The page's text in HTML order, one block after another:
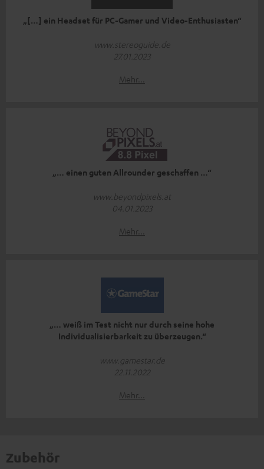
„[…] ein Headset für PC-Gamer und Video-Enthusiasten“
www.stereoguide.de
27.01.2023
Mehr...
„… einen guten Allrounder geschaffen …“
www.beyondpixels.at
04.01.2023
Mehr...
„… weiß im Test nicht nur durch seine hohe
Individualisierbarkeit zu überzeugen.“
www.gamestar.de
22.11.2022
Mehr...
Zubehör